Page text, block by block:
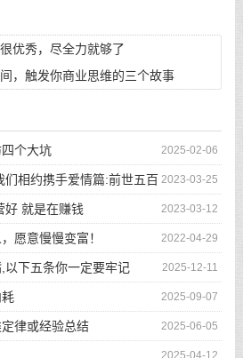
优秀，尽全力就够了
，触发你商业思维的三个故事
2025-02-06
个大坑
2023-03-25
们相约携手爱情篇:前世五百
遇
2023-03-12
好 就是在赚钱
2022-04-29
愿意慢慢变富！
2025-12-11
以下五条你一定要牢记
2025-09-07
2025-06-05
律或经验总结
2025-04-12